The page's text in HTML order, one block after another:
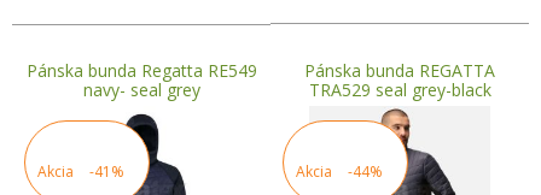
Pánska bunda Regatta RE549
navy- seal grey
Akcia -41%
Pánska bunda REGATTA
TRA529 seal grey-black
Akcia -44%